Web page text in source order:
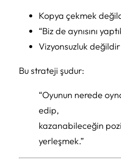
Kopya çekmek
“Biz de aynısını
Vizyonsuzluk değildir
Bu strateji şudur:
“Oyunun nerede
edip,
kazanabileceğin
yerleşmek.”